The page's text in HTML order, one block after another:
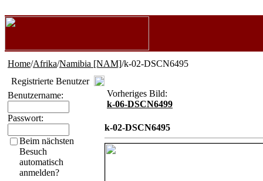
Home/Afrika/Namibia [NAM]/k-02-DSCN6495
Registrierte Benutzer
Benutzername:
Passwort:
Beim nächsten
Besuch
automatisch
anmelden?
Vorheriges Bild:
k-06-DSCN6499
k-02-DSCN6495